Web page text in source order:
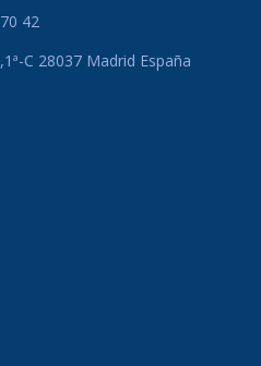
42
C 28037 Madrid España